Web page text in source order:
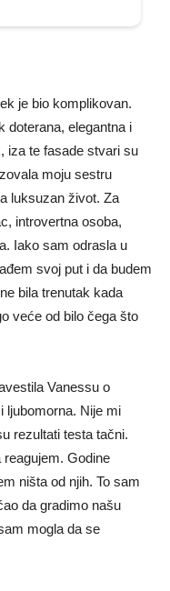
je bio komplikovan.
doterana, elegantna i
iza te fasade stvari su
moju sestru
luksuzan život. Za
introvertna osoba,
Iako sam odrasla u
svoj put i da budem
bila trenutak kada
veće od bilo čega što
Vanessu o
ljubomorna. Nije mi
rezultati testa tačni.
Godine
ništa od njih. To sam
da gradimo našu
mogla da se